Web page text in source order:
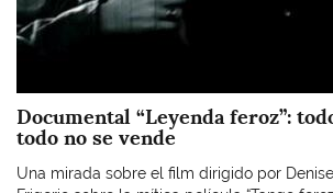
Documental “Leyenda feroz”:
todo no se vende
Una mirada sobre el film dirigido por